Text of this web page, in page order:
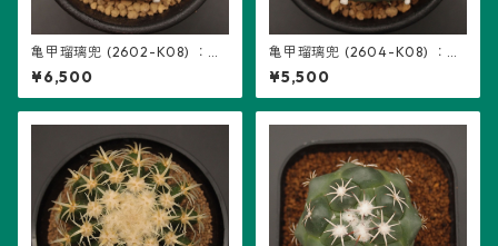
亀甲瑠璃兜 (2602-K08) ：ア
ストロフィツム属 ※実生
¥6,500
亀甲瑠璃兜 (2604-K08) ：ア
ストロフィツム属 ※実生
¥5,500